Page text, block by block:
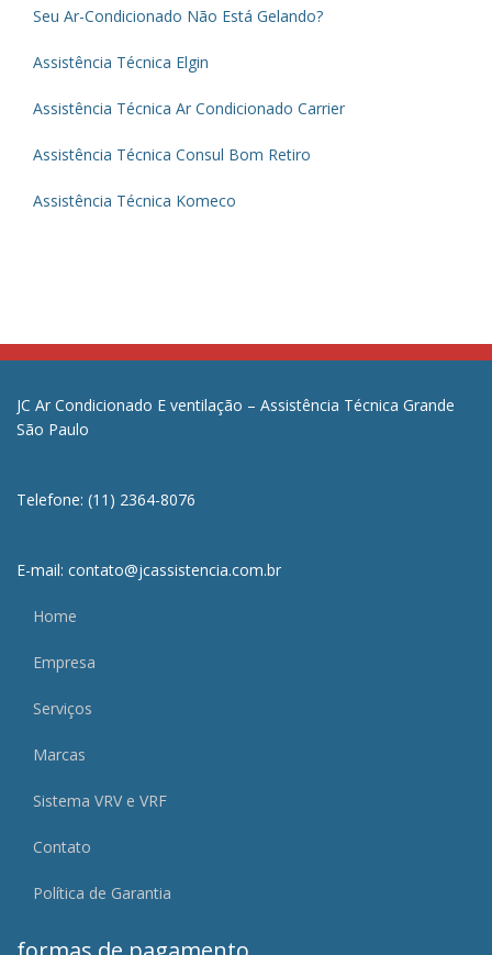
Seu Ar-Condicionado Não Está Gelando?
Assistência Técnica Elgin
Assistência Técnica Ar Condicionado Carrier
Assistência Técnica Consul Bom Retiro
Assistência Técnica Komeco
JC Ar Condicionado E ventilação – Assistência Técnica Grande
São Paulo
Telefone: (11) 2364-8076
E-mail: contato@jcassistencia.com.br
Home
Empresa
Serviços
Marcas
Sistema VRV e VRF
Contato
Política de Garantia